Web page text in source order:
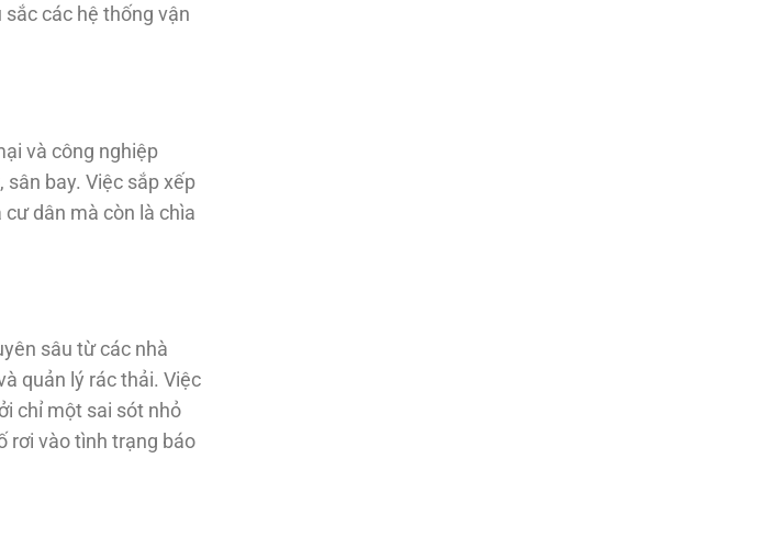
các hệ thống vận
và công nghiệp
bay. Việc sắp xếp
dân mà còn là chìa
sâu từ các nhà
quản lý rác thải. Việc
chỉ một sai sót nhỏ
rơi vào tình trạng báo